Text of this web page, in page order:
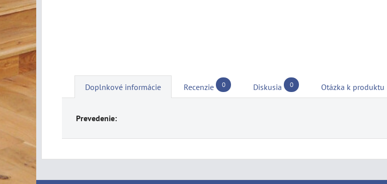
Doplnkové informácie Recenzie 0 Diskusia 0 Otázka k produktu
Prevedenie: